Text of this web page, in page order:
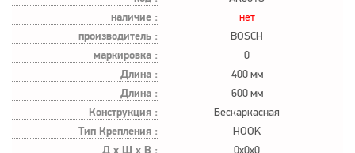
наличие : нет
производитель : BOSCH
маркировка : 0
Длина : 400 мм
Длина : 600 мм
Конструкция : Бескаркасная
Тип Крепления : HOOK
0x0x0